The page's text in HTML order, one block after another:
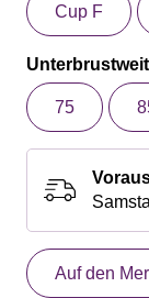
Cup F
75
Auf den